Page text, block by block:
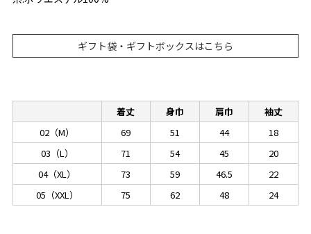
ギフト袋・ギフトボックスはこちら
着丈 身巾 肩巾
袖丈
02（M）
69 51 44
18
03（L）
71 54 45
20
04（XL）
73 59 46.5
22
05（XXL）
75 62 48 24